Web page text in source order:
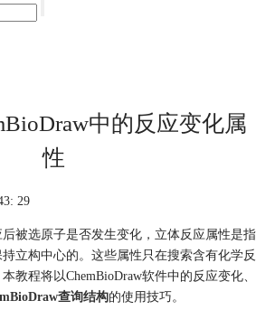
中的反应变化属
性
29
被选原子是否发生变化，立体反应属性是指
立构中心的。这些属性只在搜索含有化学反
教程将以ChemBioDraw软件中的反应变化、
查询结构的使用技巧。